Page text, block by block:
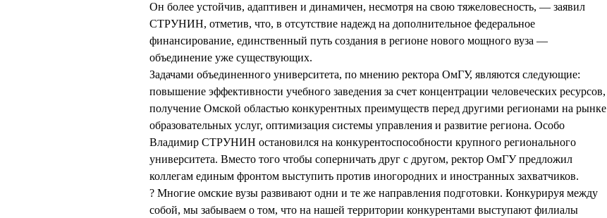
Он более устойчив, адаптивен и динамичен, несмотря на свою тяжеловесность, — заявил
СТРУНИН, отметив, что, в отсутствие надежд на дополнительное федеральное
финансирование, единственный путь создания в регионе нового мощного вуза —
объединение уже существующих.
Задачами объединенного университета, по мнению ректора ОмГУ, являются следующие:
повышение эффективности учебного заведения за счет концентрации человеческих ресурсов,
получение Омской областью конкурентных преимуществ перед другими регионами на рынке
образовательных услуг, оптимизация системы управления и развитие региона. Особо
Владимир СТРУНИН остановился на конкурентоспособности крупного регионального
университета. Вместо того чтобы соперничать друг с другом, ректор ОмГУ предложил
коллегам единым фронтом выступить против иногородних и иностранных захватчиков.
? Многие омские вузы развивают одни и те же направления подготовки. Конкурируя между
собой, мы забываем о том, что на нашей территории конкурентами выступают филиалы